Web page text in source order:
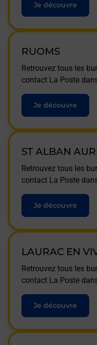
Je découvre
RUOMS
Retrouvez tous les
contact La Poste
Je découvre
ST ALBAN
Retrouvez tous les
contact La Poste
Je découvre
LAURAC EN
Retrouvez tous les
contact La Poste
Je découvre